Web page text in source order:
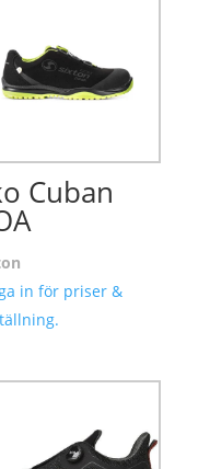
Cuban
in för priser &